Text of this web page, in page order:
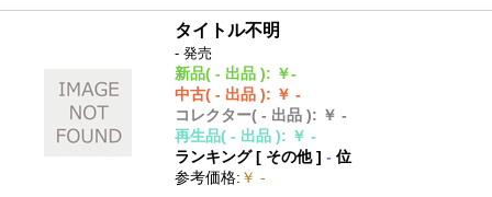
タイトル不明
- 発売
新品( - 出品 ): ￥-
中古( - 出品 ): ￥ -
コレクター( - 出品 ): ￥ -
再生品( - 出品 ): ￥ -
ランキング [ その他]- 位
参考価格: ￥ -